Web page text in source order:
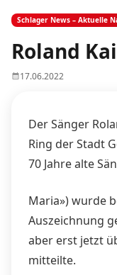
Schlager News – Aktuelle
Roland
17.06.2022
Der Sänger
Ring der Stadt
70 Jahre alte
Maria») wurde
Auszeichnung
aber erst jetzt
mitteilte.